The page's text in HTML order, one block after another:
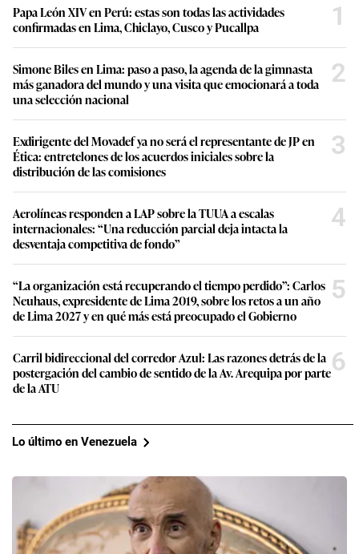
Papa León XIV en Perú: estas son todas las actividades
confirmadas en Lima, Chiclayo, Cusco y Pucallpa
1
Simone Biles en Lima: paso a paso, la agenda de la gimnasta
más ganadora del mundo y una visita que emocionará a toda
una selección nacional
2
Exdirigente del Movadef ya no será el representante de JP en
Ética: entretelones de los acuerdos iniciales sobre la
distribución de las comisiones
3
Aerolíneas responden a LAP sobre la TUUA a escalas
internacionales: “Una reducción parcial deja intacta la
desventaja competitiva de fondo”
4
“La organización está recuperando el tiempo perdido”: Carlos
Neuhaus, expresidente de Lima 2019, sobre los retos a un año
de Lima 2027 y en qué más está preocupado el Gobierno
5
Carril bidireccional del corredor Azul: Las razones detrás de la
postergación del cambio de sentido de la Av. Arequipa por parte
de la ATU
6
Lo último en Venezuela